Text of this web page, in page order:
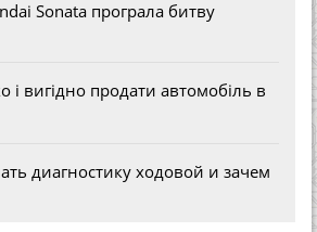
Sonata програла битву
і вигідно продати автомобіль в
диагностику ходовой и зачем